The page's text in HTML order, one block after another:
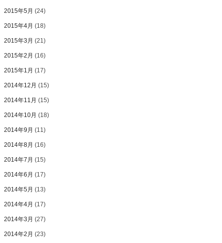
2015年5月 (24)
2015年4月 (18)
2015年3月 (21)
2015年2月 (16)
2015年1月 (17)
2014年12月 (15)
2014年11月 (15)
2014年10月 (18)
2014年9月 (11)
2014年8月 (16)
2014年7月 (15)
2014年6月 (17)
2014年5月 (13)
2014年4月 (17)
2014年3月 (27)
2014年2月 (23)